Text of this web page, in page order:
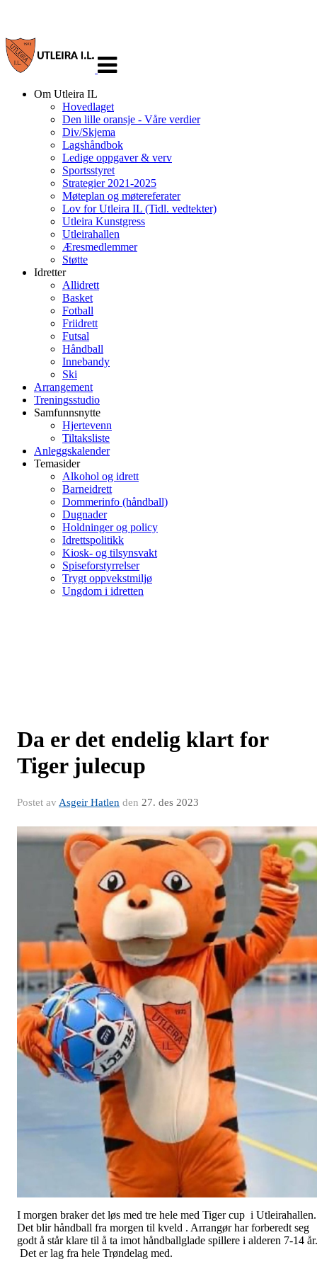
navigasjon
Om Utleira IL
Hovedlaget
Den lille oransje - Våre verdier
Div/Skjema
Lagshåndbok
Ledige oppgaver & verv
Sportsstyret
Strategier 2021-2025
Møteplan og møtereferater
Lov for Utleira IL (Tidl. vedtekter)
Utleira Kunstgress
Utleirahallen
Æresmedlemmer
Støtte
Idretter
Allidrett
Basket
Fotball
Friidrett
Futsal
Håndball
Innebandy
Ski
Arrangement
Treningsstudio
Samfunnsnytte
Hjertevenn
Tiltaksliste
Anleggskalender
Temasider
Alkohol og idrett
Barneidrett
Dommerinfo (håndball)
Dugnader
Holdninger og policy
Idrettspolitikk
Kiosk- og tilsynsvakt
Spiseforstyrrelser
Trygt oppvekstmiljø
Ungdom i idretten
Da er det endelig klart for
Tiger julecup
Postet av Asgeir Hatlen den 27. des 2023
I morgen braker det løs med tre hele med Tiger cup i Utleirahallen.
Det blir håndball fra morgen til kveld . Arrangør har forberedt seg
godt å står klare til å ta imot håndballglade spillere i alderen 7-14 år.
Det er lag fra hele Trøndelag med.